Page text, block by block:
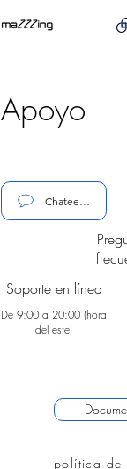
Apoyo
Chateemos
Soporte en línea
De 9:00 a 20:00 (hora
del este)